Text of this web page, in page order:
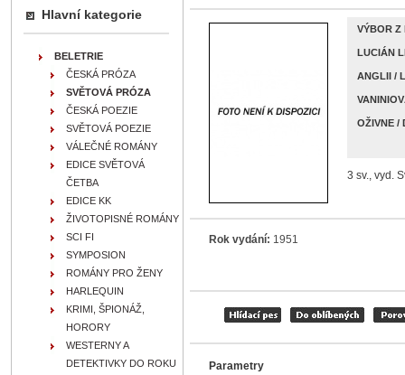
VÝBOR Z
LUCIÁN
ANGLII /
OŽIVNE /
3 sv., vyd.
Rok vydání: 1951
Parametry
Hlavní kategorie
BELETRIE
ČESKÁ PRÓZA
SVĚTOVÁ PRÓZA
ČESKÁ POEZIE
SVĚTOVÁ POEZIE
VÁLEČNÉ ROMÁNY
EDICE SVĚTOVÁ
ČETBA
EDICE KK
ŽIVOTOPISNÉ ROMÁNY
SCI FI
SYMPOSION
ROMÁNY PRO ŽENY
HARLEQUIN
KRIMI, ŠPIONÁŽ,
HORORY
WESTERNY A
DETEKTIVKY DO ROKU